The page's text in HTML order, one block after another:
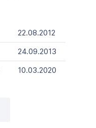
22.08.2012
24.09.2013
10.03.2020